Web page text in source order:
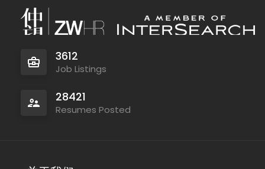
3612
Job Listings
28421
Resumes Posted